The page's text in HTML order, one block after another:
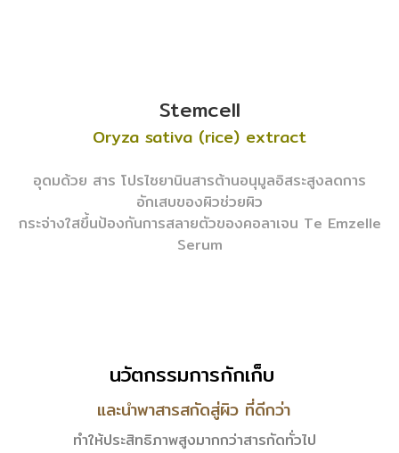
Stemcell
Oryza sativa (rice) extract
อุดมด้วย สาร โปรไซยานินสารต้านอนุมูลอิสระสูงลดการ
อักเสบของผิวช่วยผิว
กระจ่างใสขึ้นป้องกันการสลายตัวของคอลาเจน Te Emzelle
Serum
นวัตกรรมการกักเก็บ
และนำพาสารสกัดสู่ผิว ที่ดีกว่า
ทำให้ประสิทธิภาพสูงมากกว่าสารกัดทั่วไป